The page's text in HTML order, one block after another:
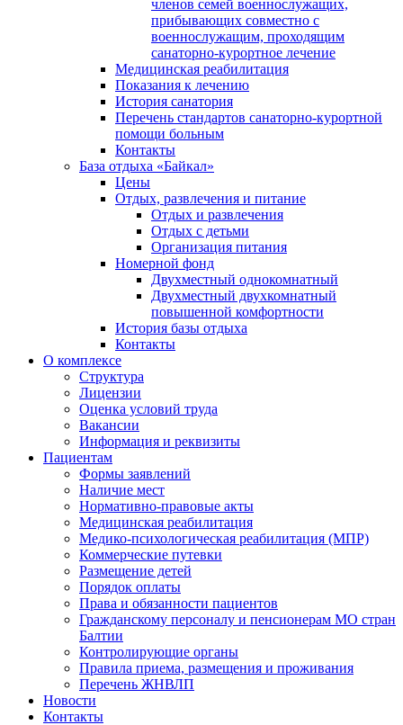
членов семей военнослужащих,
прибывающих совместно с
военнослужащим, проходящим
санаторно-курортное лечение
Медицинская реабилитация
Показания к лечению
История санатория
Перечень стандартов санаторно-курортной
помощи больным
Контакты
База отдыха «Байкал»
Цены
Отдых, развлечения и питание
Отдых и развлечения
Отдых с детьми
Организация питания
Номерной фонд
Двухместный однокомнатный
Двухместный двухкомнатный
повышенной комфортности
История базы отдыха
Контакты
О комплексе
Структура
Лицензии
Оценка условий труда
Вакансии
Информация и реквизиты
Пациентам
Формы заявлений
Наличие мест
Нормативно-правовые акты
Медицинская реабилитация
Медико-психологическая реабилитация (МПР)
Коммерческие путевки
Размещение детей
Порядок оплаты
Права и обязанности пациентов
Гражданскому персоналу и пенсионерам МО стран
Балтии
Контролирующие органы
Правила приема, размещения и проживания
Перечень ЖНВЛП
Новости
Контакты